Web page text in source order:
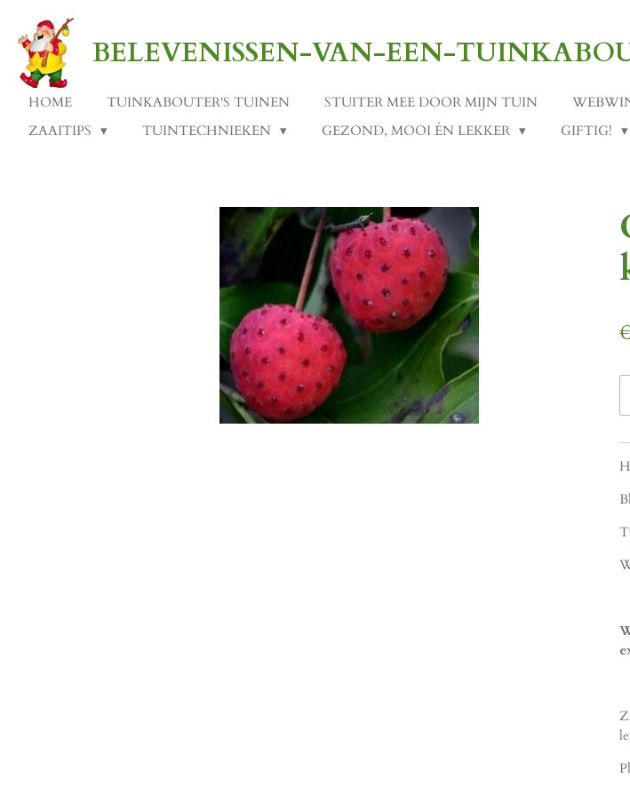
direct
naar
de
hoofdinhoud
BELEVENISSEN-VAN-EEN-
HOME TUINKABOUTER'S TUINEN STUITER MEE DOOR MIJN TUIN
ZAAITIPS
TUINTECHNIEKEN GEZOND, MOOI ÉN LEKKER GIFTIG!